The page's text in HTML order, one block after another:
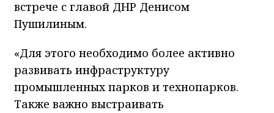
встрече с главой ДНР Денисом
Пушилиным.
«Для этого необходимо более активно
развивать инфраструктуру
промышленных парков и технопарков.
Также важно выстраивать